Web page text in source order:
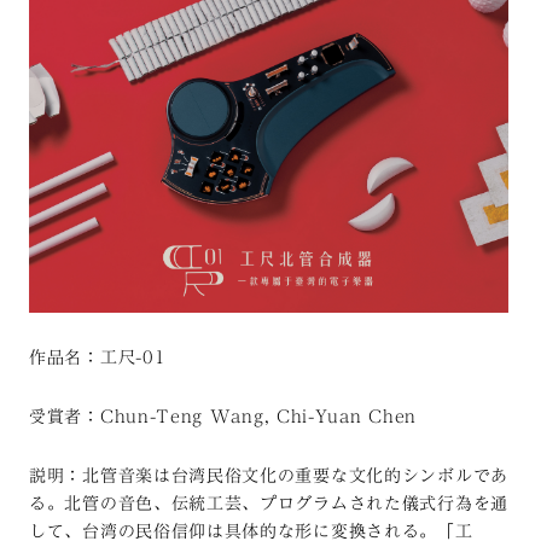
作品名：工尺-01
受賞者：Chun-Teng Wang, Chi-Yuan Chen
説明：北管音楽は台湾民俗文化の重要な文化的シンボルであ
る。北管の音色、伝統工芸、プログラムされた儀式行為を通
して、台湾の民俗信仰は具体的な形に変換される。「工